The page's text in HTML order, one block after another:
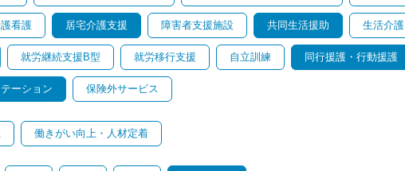
看護 居宅介護支援 障害者支援施設 共同生活援助 生活介護
就労継続支援B型 就労移行支援 自立訓練 同行援護・行動援護
ーション 保険外サービス
働きがい向上・人材定着